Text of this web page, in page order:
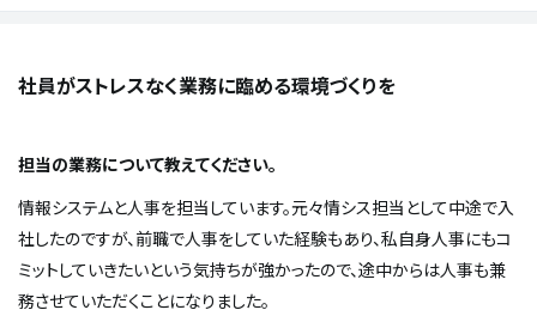
社員がストレスなく業務に臨める環境づくりを
――担当の業務について教えてください。
情報システムと人事を担当しています。元々情シス担当として中途で入
社したのですが、前職で人事をしていた経験もあり、私自身人事にもコ
ミットしていきたいという気持ちが強かったので、途中からは人事も兼
務させていただくことになりました。